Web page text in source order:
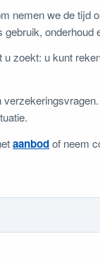
nemen we de tijd
onderhoud
zoekt: u kunt
aanbodof neem